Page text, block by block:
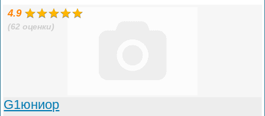
4.9
(62 оценки)
G1юниор